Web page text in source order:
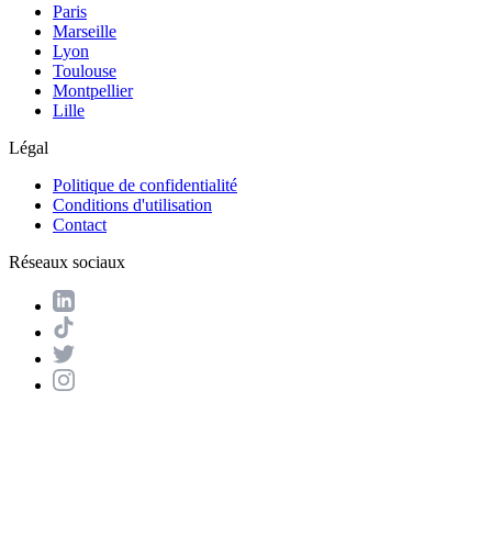
Paris
Marseille
Lyon
Toulouse
Montpellier
Lille
Légal
Politique de confidentialité
Conditions d'utilisation
Contact
Réseaux sociaux